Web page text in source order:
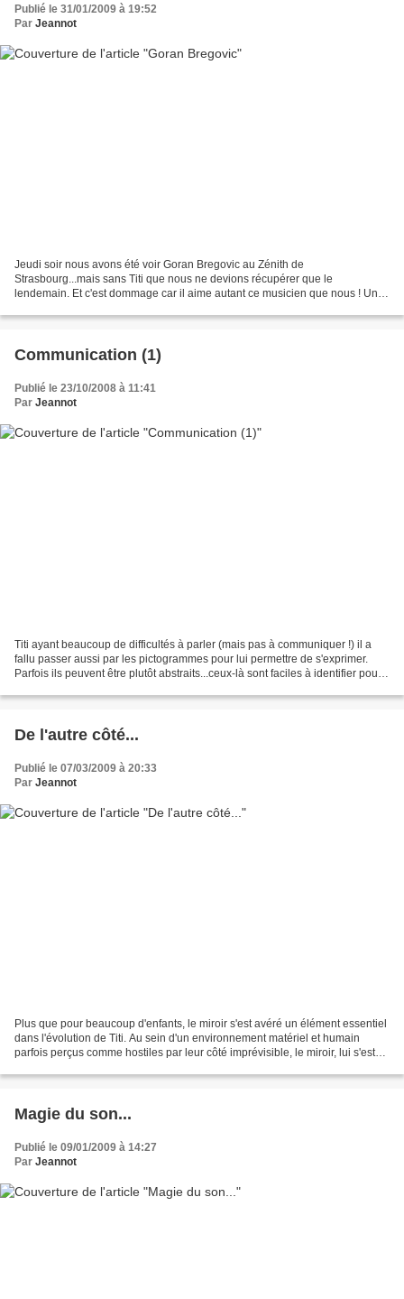
Publié le 31/01/2009 à 19:52
Par Jeannot
Jeudi soir nous avons été voir Goran Bregovic au Zénith de
Strasbourg...mais sans Titi que nous ne devions récupérer que le
lendemain. Et c'est dommage car il aime autant ce musicien que nous ! Un
Communication (1)
Publié le 23/10/2008 à 11:41
Par Jeannot
Titi ayant beaucoup de difficultés à parler (mais pas à communiquer !) il a
fallu passer aussi par les pictogrammes pour lui permettre de s'exprimer.
Parfois ils peuvent être plutôt abstraits...ceux-là sont faciles à identifier pour
De l'autre côté...
Publié le 07/03/2009 à 20:33
Par Jeannot
Plus que pour beaucoup d'enfants, le miroir s'est avéré un élément essentiel
dans l'évolution de Titi. Au sein d'un environnement matériel et humain
parfois perçus comme hostiles par leur côté imprévisible, le miroir, lui s'est
Magie du son...
Publié le 09/01/2009 à 14:27
Par Jeannot